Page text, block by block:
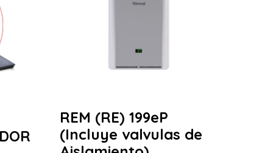
REM (RE) 199eP
(Incluye valvulas de